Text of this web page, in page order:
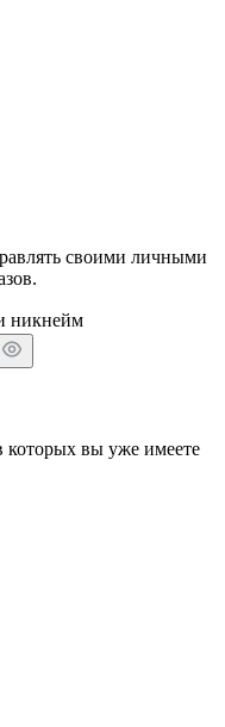
своими личными
никнейм
которых вы уже имеете